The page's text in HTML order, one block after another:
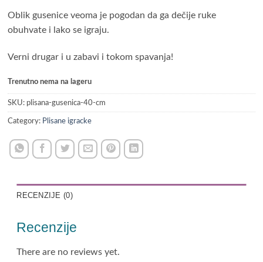
Oblik gusenice veoma je pogodan da ga dečije ruke
obuhvate i lako se igraju.
Verni drugar i u zabavi i tokom spavanja!
Trenutno nema na lageru
SKU: plisana-gusenica-40-cm
Category: Plisane igracke
RECENZIJE (0)
Recenzije
There are no reviews yet.